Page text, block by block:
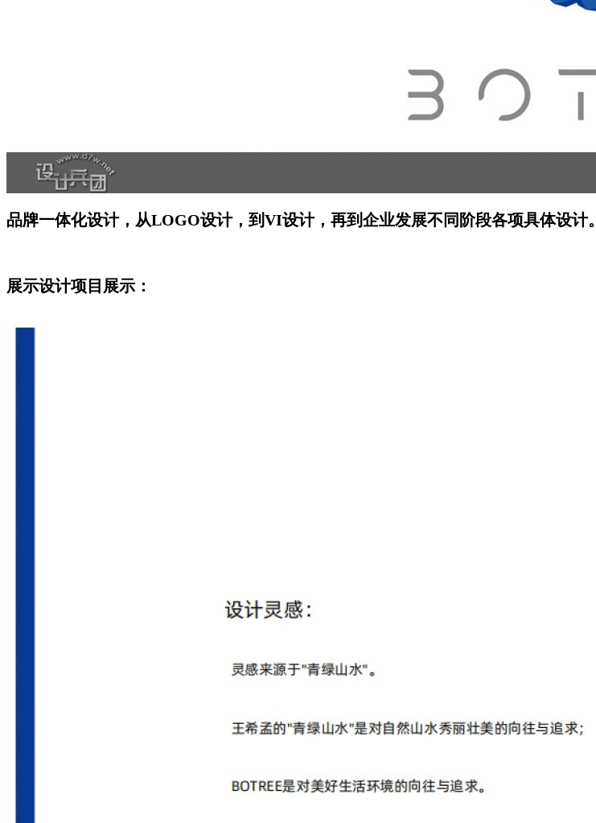
品牌一体化设计，从LOGO设计，到VI设计，再到企业发展不同阶段各项具体设计。
展示设计项目展示：